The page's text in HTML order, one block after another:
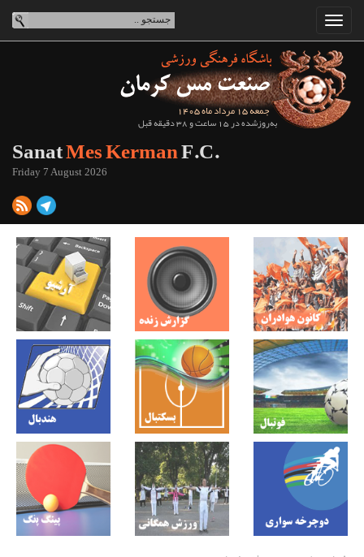
جمعه 15 مرداد ماه 1405
به‌روزشده در 15 ساعت و 38 دقیقه قبل
SanatMes KermanF.C.
Friday 7 August 2026